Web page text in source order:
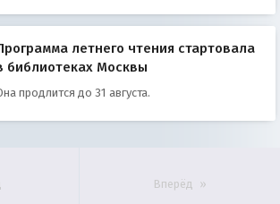
летнего чтения стартовала
библиотеках Москвы
продлится до 31 августа.
Вперёд